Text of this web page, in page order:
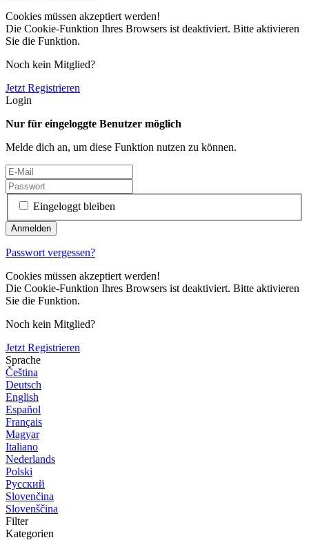
Cookies müssen akzeptiert werden!
Die Cookie-Funktion Ihres Browsers ist deaktiviert. Bitte aktivieren
Sie die Funktion.
Noch kein Mitglied?
Jetzt Registrieren
Login
Nur für eingeloggte Benutzer möglich
Melde dich an, um diese Funktion nutzen zu können.
Eingeloggt bleiben
Passwort vergessen?
Cookies müssen akzeptiert werden!
Die Cookie-Funktion Ihres Browsers ist deaktiviert. Bitte aktivieren
Sie die Funktion.
Noch kein Mitglied?
Jetzt Registrieren
Sprache
Čeština
Deutsch
English
Español
Français
Magyar
Italiano
Nederlands
Polski
Русский
Slovenčina
Slovenščina
Filter
Kategorien